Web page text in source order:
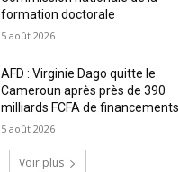
formation doctorale
5 août 2026
AFD : Virginie Dago quitte le
Cameroun après près de 390
milliards FCFA de financements
5 août 2026
Voir plus